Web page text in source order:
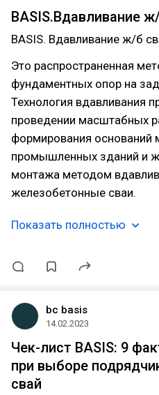
BASIS.Вдавливание
BASIS. Вдавливание ж/б
Это распространенная
фундаментных опор на
Технология вдавливания
проведении масштабных
формирования оснований
промышленных зданий и
монтажа методом
железобетонные сваи.
Показать полностью
bc basis
14.02.2023
Чек-лист BASIS: 9
при выборе
свай